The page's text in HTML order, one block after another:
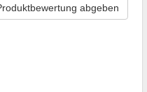
abgeben